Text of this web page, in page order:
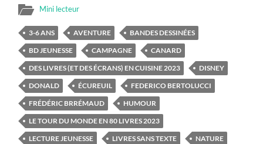
Mini lecteur
3-6 ANS AVENTURE
BANDES DESSINÉES
BD JEUNESSE
CAMPAGNE
CANARD
DES LIVRES (ET DES ÉCRANS) EN CUISINE 2023
DISNEY
DONALD
ÉCUREUIL
FEDERICO BERTOLUCCI
FRÉDÉRIC BRRÉMAUD
HUMOUR
LE TOUR DU MONDE EN 80 LIVRES 2023
LECTURE JEUNESSE
LIVRES SANS TEXTE
NATURE